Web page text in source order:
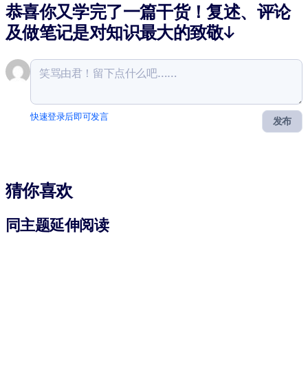
恭喜你又学完了一篇干货！复述、评论
及做笔记是对知识最大的致敬↓
发布
快速登录后即可发言
猜你喜欢
同主题延伸阅读